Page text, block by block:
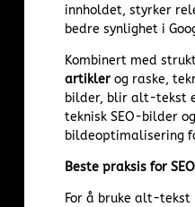
innholdet, styrker
bedre synlighet i
Kombinert med
artikler og raske,
bilder, blir alt-tekst
teknisk SEO-bilder
bildeoptimalisering
Beste praksis for SEO
For å bruke alt-tekst